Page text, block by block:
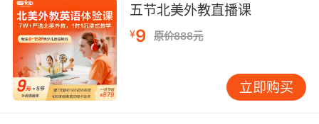
化智商(CQ)对远程协作效率的影响。
在VIPKID人才发展中心的案例库中，某年度优秀
教师通过"三维工作法"获得晋升：纵向深耕教学
法研究（如撰写SLA理论应用笔记），横向拓展
技术支持能力（掌握VR课件制作），深度参与社
区建设（发起教师资源共享平台）。这种立体化
五节北美外教直播课
¥9 原价888元
立即购买